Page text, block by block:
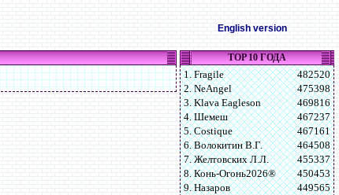
English version
TOP 10 ГОДА
1. Fragile
482520
2. NeAngel
475398
3. Klava Eagleson
469816
4. Шемеш
467237
5. Costique
467161
6. Волокитин В.Г.
464508
7. Желтовских Л.Л.
455337
8. Конь-Огонь2026®
450453
9. Назаров
449565